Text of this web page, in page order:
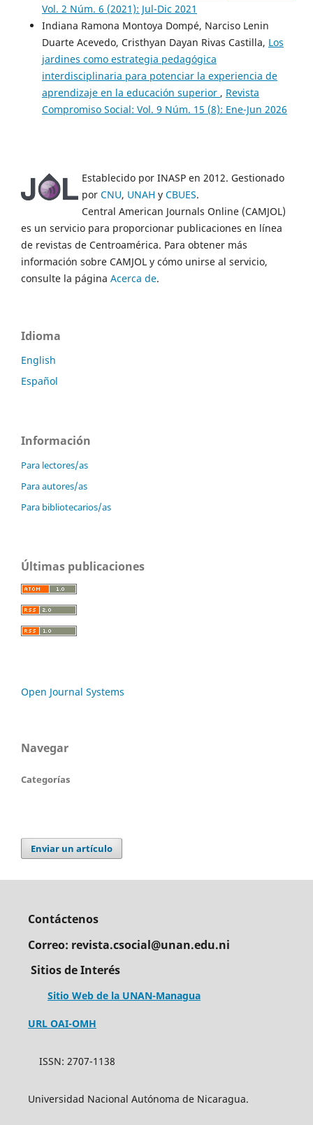
Vol. 2 Núm. 6 (2021): Jul-Dic 2021
Indiana Ramona Montoya Dompé, Narciso Lenin
Duarte Acevedo, Cristhyan Dayan Rivas Castilla, Los
jardines como estrategia pedagógica
interdisciplinaria para potenciar la experiencia de
aprendizaje en la educación superior , Revista
Compromiso Social: Vol. 9 Núm. 15 (8): Ene-Jun 2026
Establecido por INASP en 2012. Gestionado
por CNU, UNAH y CBUES.
Central American Journals Online (CAMJOL)
es un servicio para proporcionar publicaciones en línea
de revistas de Centroamérica. Para obtener más
información sobre CAMJOL y cómo unirse al servicio,
consulte la página Acerca de.
Idioma
English
Español
Información
Para lectores/as
Para autores/as
Para bibliotecarios/as
Últimas publicaciones
Open Journal Systems
Navegar
Categorías
Enviar un artículo
Contáctenos
Correo: revista.csocial@unan.edu.ni
Sitios de Interés
Sitio Web de la UNAN-Managua
URL OAI-OMH
ISSN: 2707-1138
Universidad Nacional Autónoma de Nicaragua.